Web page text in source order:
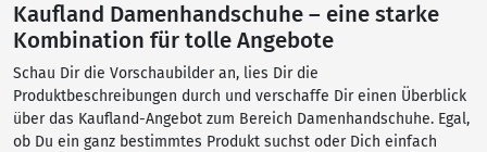
Kaufland Damenhandschuhe – eine starke
Kombination für tolle Angebote
Schau Dir die Vorschaubilder an, lies Dir die
Produktbeschreibungen durch und verschaffe Dir einen Überblick
über das Kaufland-Angebot zum Bereich Damenhandschuhe. Egal,
ob Du ein ganz bestimmtes Produkt suchst oder Dich einfach